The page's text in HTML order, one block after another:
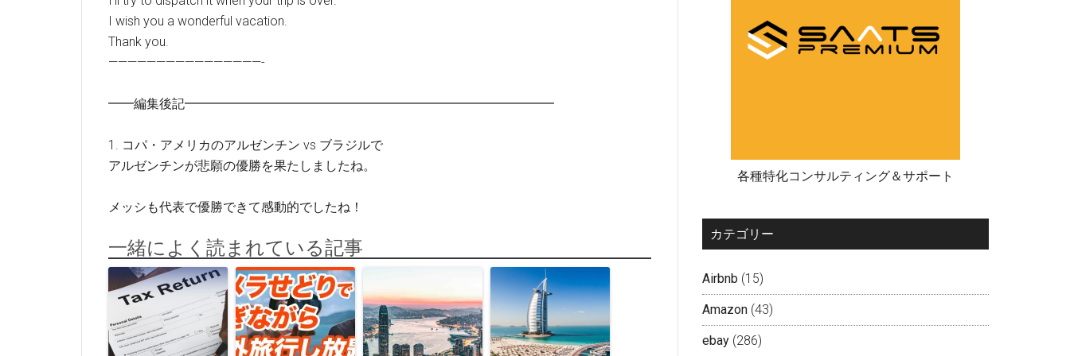
I wish you a wonderful vacation.
Thank you.
————————————————-
━━編集後記━━━━━━━━━━━━━━━━━━━━━━━━━━━━━
1. コパ・アメリカのアルゼンチン vs ブラジルで
アルゼンチンが悲願の優勝を果たしましたね。
メッシも代表で優勝できて感動的でしたね！
一緒によく読まれている記事
各種特化コンサルティング＆サポート
カテゴリー
Airbnb (15)
Amazon (43)
ebay (286)